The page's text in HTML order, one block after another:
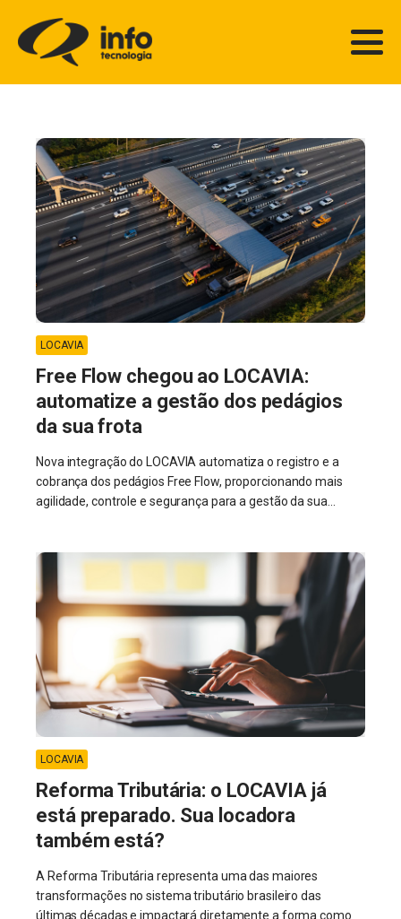
LOCAVIA
Free Flow chegou ao LOCAVIA:
automatize a gestão dos pedágios
da sua frota
Nova integração do LOCAVIA automatiza o registro e a
cobrança dos pedágios Free Flow, proporcionando mais
agilidade, controle e segurança para a gestão da sua...
LOCAVIA
Reforma Tributária: o LOCAVIA já
está preparado. Sua locadora
também está?
A Reforma Tributária representa uma das maiores
transformações no sistema tributário brasileiro das
últimas décadas e impactará diretamente a forma como